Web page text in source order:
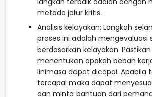
metode jalur kritis.
Analisis kelayakan: Langkah
proses ini adalah mengevaluasi
berdasarkan kelayakan.
menentukan apakah beban
linimasa dapat dicapai. Apabila
tercapai maka dapat
dan minta bantuan dari